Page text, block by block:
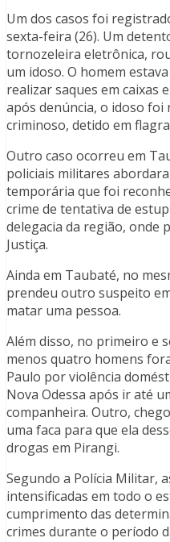
Um dos casos foi
sexta-feira (26). Um
tornozeleira eletrônica,
um idoso. O homem
realizar saques em caixas
após denúncia, o idoso foi
criminoso, detido em
Outro caso ocorreu em
policiais militares
temporária que foi
crime de tentativa de
delegacia da região, onde
Justiça.
Ainda em Taubaté, no
prendeu outro suspeito
matar uma pessoa.
Além disso, no primeiro e
menos quatro homens
Paulo por violência
Nova Odessa após ir até
companheira. Outro,
uma faca para que ela
drogas em Pirangi.
Segundo a Polícia Militar,
intensificadas em todo o
cumprimento das
crimes durante o período